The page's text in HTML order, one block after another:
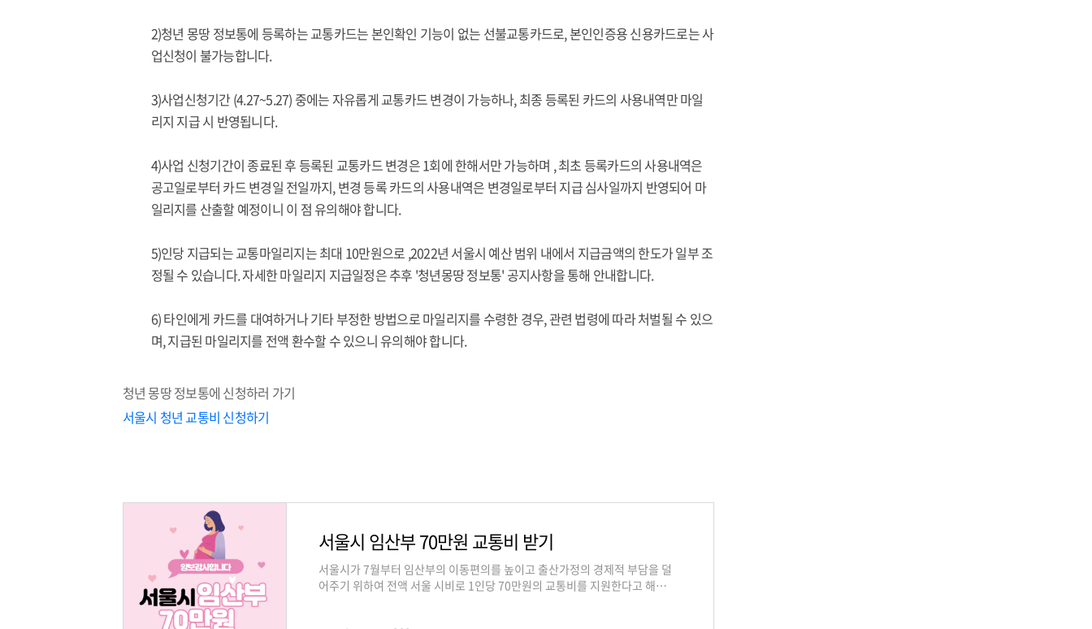
2)청년 몽땅 정보통에 등록하는 교통카드는 본인확인 기능이 없는 선불교통카드로, 본인인증용 신용카드로는 사
업신청이 불가능합니다.
3)사업신청기간 (4.27~5.27) 중에는 자유롭게 교통카드 변경이 가능하나, 최종 등록된 카드의 사용내역만 마일
리지 지급 시 반영됩니다.
4)사업 신청기간이 종료된 후 등록된 교통카드 변경은 1회에 한해서만 가능하며 , 최초 등록카드의 사용내역은
공고일로부터 카드 변경일 전일까지, 변경 등록 카드의 사용내역은 변경일로부터 지급 심사일까지 반영되어 마
일리지를 산출할 예정이니 이 점 유의해야 합니다.
5)인당 지급되는 교통마일리지는 최대 10만원으로 ,2022년 서울시 예산 범위 내에서 지급금액의 한도가 일부 조
정될 수 있습니다. 자세한 마일리지 지급일정은 추후 '청년몽땅 정보통' 공지사항을 통해 안내합니다.
6) 타인에게 카드를 대여하거나 기타 부정한 방법으로 마일리지를 수령한 경우, 관련 법령에 따라 처벌될 수 있으
며, 지급된 마일리지를 전액 환수할 수 있으니 유의해야 합니다.
청년 몽땅 정보통에 신청하러 가기
서울시 청년 교통비 신청하기
서울시 임산부 70만원 교통비 받기
서울시가 7월부터 임산부의 이동편의를 높이고 출산가정의 경제적 부담을 덜
어주기 위하여 전액 서울 시비로 1인당 70만원의 교통비를 지원한다고 해서